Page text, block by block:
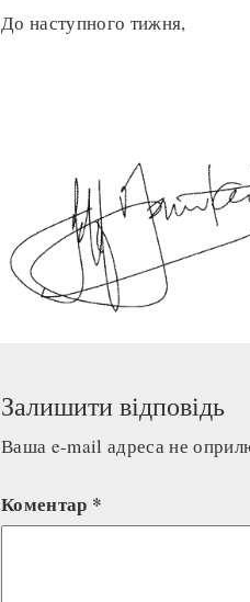
До наступного тижня,
Залишити відповідь
Ваша e-mail адреса не
Коментар *